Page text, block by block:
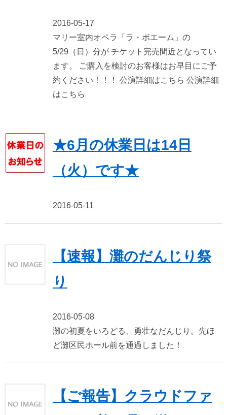
2016-05-17
マリー室内オペラ「ラ・ボエーム」の
5/29（日）分が チケット完売間近となってい
ます。 ご購入を検討のお客様はお早目にご予
約ください！！！ 公演詳細はこちら 公演詳細
はこちら
★6月の休業日は14日
（火）です★
2016-05-11
【速報】灘のだんじり祭
り
2016-05-08
灘の初夏をいろどる、勇壮なだんじり。先ほ
ど灘区民ホール前を通過しました！
【ご報告】クラウドファ